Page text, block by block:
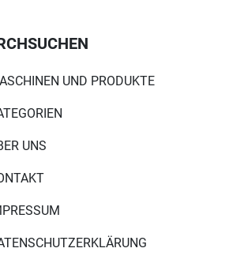
UND PRODUKTE
UNS